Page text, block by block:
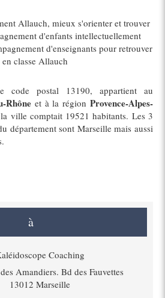
Allauch, mieux s'orienter et trouver
d'enfants intellectuellement
d'enseignants pour retrouver
classe Allauch
code postal 13190, appartient au
Rhôneet à la régionProvence-Alpes-
ville comptait 19521 habitants. Les 3
département sont Marseille mais aussi
à
Coaching
Amandiers. Bd des Fauvettes
13012 Marseille